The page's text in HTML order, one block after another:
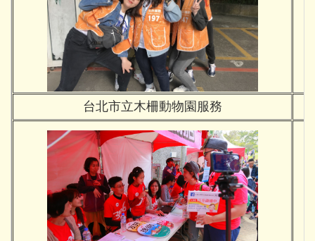
台北市立木柵動物園服務